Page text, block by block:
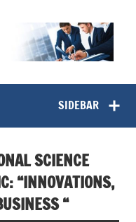
Institut
SIDEBAR
SCIENCE
“INNOVATIONS,
“